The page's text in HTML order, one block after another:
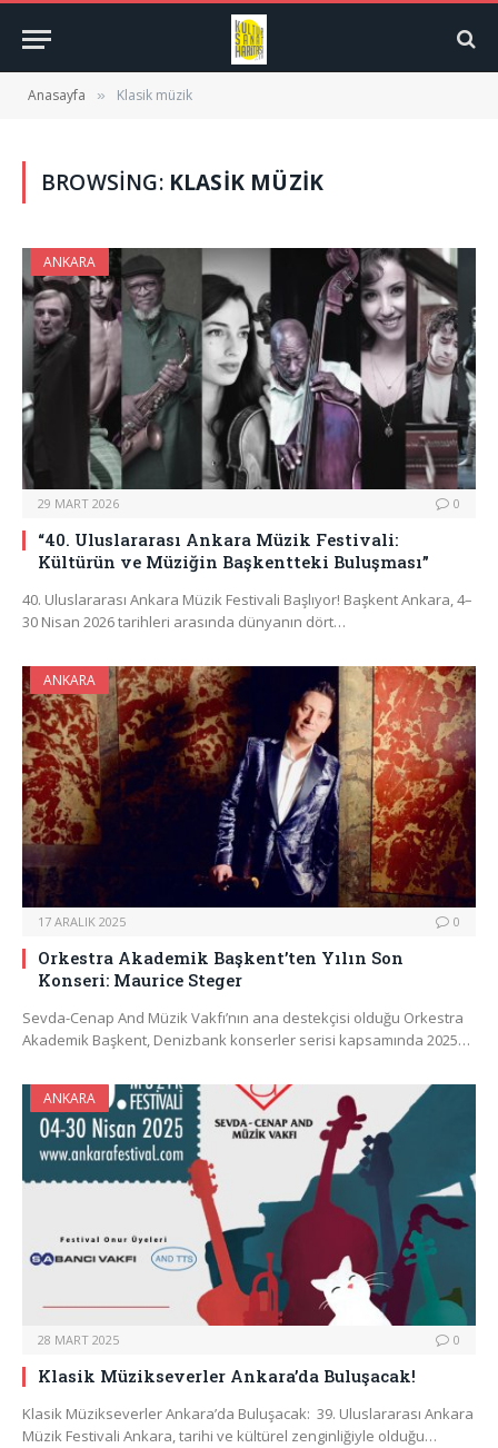
Anasayfa » Klasik müzik
BROWSING: KLASIK MÜZIK
ANKARA
29 MART 2026 0
“40. Uluslararası Ankara Müzik Festivali:
Kültürün ve Müziğin Başkentteki Buluşması”
40. Uluslararası Ankara Müzik Festivali Başlıyor! Başkent Ankara, 4–
30 Nisan 2026 tarihleri arasında dünyanın dört…
ANKARA
17 ARALIK 2025 0
Orkestra Akademik Başkent’ten Yılın Son
Konseri: Maurice Steger
Sevda-Cenap And Müzik Vakfı’nın ana destekçisi olduğu Orkestra
Akademik Başkent, Denizbank konserler serisi kapsamında 2025…
ANKARA
28 MART 2025 0
Klasik Müzikseverler Ankara’da Buluşacak!
Klasik Müzikseverler Ankara’da Buluşacak: 39. Uluslararası Ankara
Müzik Festivali Ankara, tarihi ve kültürel zenginliğiyle olduğu…